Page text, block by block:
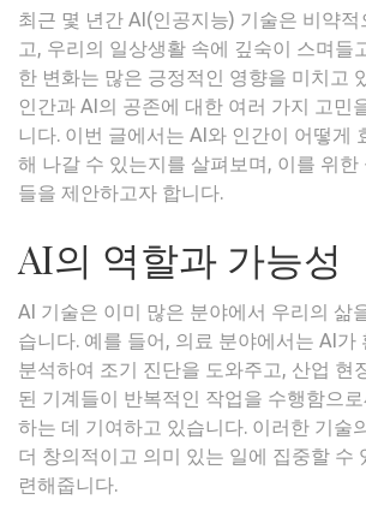
최근 몇 년간 AI(인공지능) 기술은 비약적
고, 우리의 일상생활 속에 깊숙이 스며들
한 변화는 많은 긍정적인 영향을 미치고
인간과 AI의 공존에 대한 여러 가지 고민
니다. 이번 글에서는 AI와 인간이 어떻게
해 나갈 수 있는지를 살펴보며, 이를 위한
들을 제안하고자 합니다.
AI의 역할과 가능성
AI 기술은 이미 많은 분야에서 우리의 삶
습니다. 예를 들어, 의료 분야에서는 AI가
분석하여 조기 진단을 도와주고, 산업 현
된 기계들이 반복적인 작업을 수행함으
하는 데 기여하고 있습니다. 이러한 기술
더 창의적이고 의미 있는 일에 집중할 수
련해줍니다.